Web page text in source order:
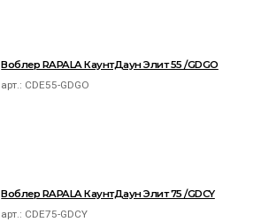
Воблер RAPALA КаунтДаун Элит 55 /GDGO
арт.: CDE55-GDGO
Воблер RAPALA КаунтДаун Элит 75 /GDCY
арт.: CDE75-GDCY